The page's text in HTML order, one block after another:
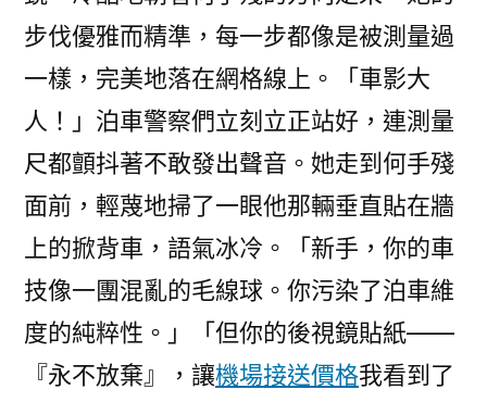
步伐優雅而精準，每一步都像是被測量過
一樣，完美地落在網格線上。「車影大
人！」泊車警察們立刻立正站好，連測量
尺都顫抖著不敢發出聲音。她走到何手殘
面前，輕蔑地掃了一眼他那輛垂直貼在牆
上的掀背車，語氣冰冷。「新手，你的車
技像一團混亂的毛線球。你污染了泊車維
度的純粹性。」「但你的後視鏡貼紙——
『永不放棄』，讓機場接送價格我看到了